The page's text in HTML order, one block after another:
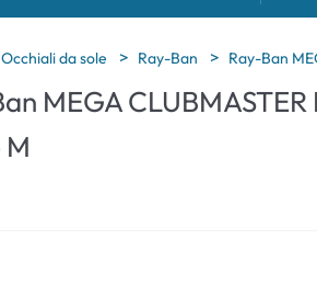
Categoria
Lenti sferiche
Occhiali da sole Ray-Ban Ray-Ban
MEGA